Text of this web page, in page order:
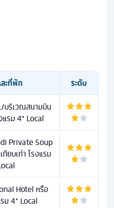
ะที่พัก ระดับ
บริเวณสนามบิน
แรม 4* Local
Private Soup
ยบเท่า โรงแรม
Hotel หรือ
ม 4* Local